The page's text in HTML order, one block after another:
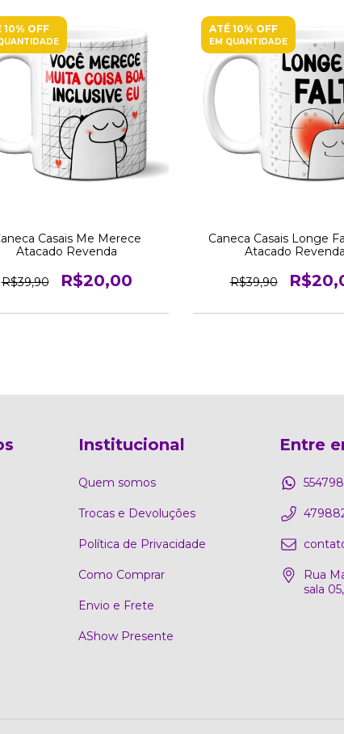
10% OFF
Casais Me Merece
Atacado Revenda
R$39,90 R$20,00
ATÉ 10% OFF
EM QUANTIDADE
Caneca Casais Longe
Atacado Revenda
R$39,90
Institucional
Quem somos
Trocas e Devoluções
Política de Privacidade
Como Comprar
Envio e Frete
AShow Presente
Entre
Rua
sala